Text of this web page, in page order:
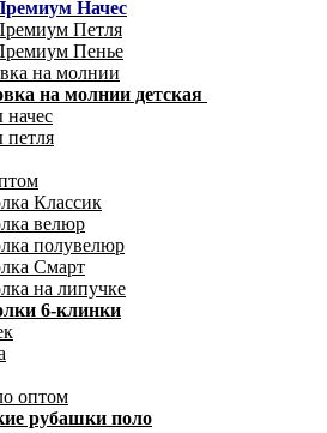
Начес
Петля
Пенье
на молнии
на молнии детская
Классик
велюр
полувелюр
Смарт
на липучке
6-клинки
оптом
рубашки поло